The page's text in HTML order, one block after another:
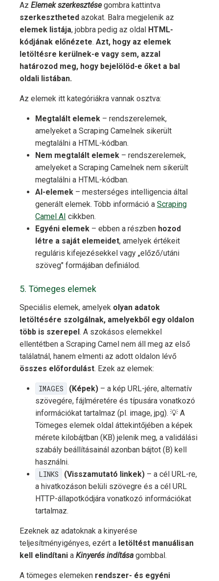
Az Elemek szerkesztésegombra kattintva
szerkesztheted azokat. Balra megjelenik az
elemek listája, jobbra pedig az oldal HTML-
kódjának előnézete. Azt, hogy az elemek
letöltésre kerülnek-e vagy sem, azzal
határozod meg, hogy bejelölöd-e őket a bal
oldali listában.
Az elemek itt kategóriákra vannak osztva:
Megtalált elemek – rendszerelemek,
amelyeket a Scraping Camelnek sikerült
megtalálni a HTML-kódban.
Nem megtalált elemek – rendszerelemek,
amelyeket a Scraping Camelnek nem sikerült
megtalálni a HTML-kódban.
AI-elemek – mesterséges intelligencia által
generált elemek. Több információ a Scraping
Camel AI cikkben.
Egyéni elemek – ebben a részben hozod
létre a saját elemeidet, amelyek értékeit
reguláris kifejezésekkel vagy „előző/utáni
szöveg" formájában definiálod.
5. Tömeges elemek
Speciális elemek, amelyek olyan adatok
letöltésére szolgálnak, amelyekből egy oldalon
több is szerepel . A szokásos elemekkel
ellentétben a Scraping Camel nem áll meg az első
találatnál, hanem elmenti az adott oldalon lévő
összes előfordulást. Ezek az elemek:
IMAGES (Képek)– a kép URL-jére, alternatív
szövegére, fájlméretére és típusára vonatkozó
információkat tartalmaz (pl. image, jpg). 💡 A
Tömeges elemek oldal áttekintőjében a képek
mérete kilobájtban (KB) jelenik meg, a validálási
szabály beállításainál azonban bájtot (B) kell
használni.
LINKS
(Visszamutató linkek)– a cél URL-re,
a hivatkozáson belüli szövegre és a cél URL
HTTP-állapotkódjára vonatkozó információkat
tartalmaz.
Ezeknek az adatoknak a kinyerése
teljesítményigényes, ezért a letöltést manuálisan
kell elindítani a Kinyerés indítása gombbal.
A tömeges elemeken rendszer- és egyéni